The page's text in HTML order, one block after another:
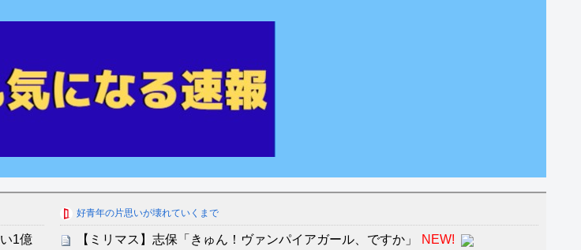
1億
好青年の片思いが壊れていくまで
【ミリマス】志保「きゅん！ヴァンパイアガール、ですか」 NEW!